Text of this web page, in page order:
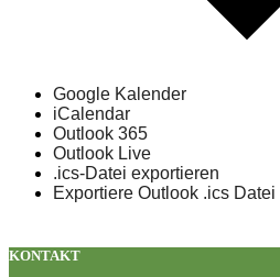
Google Kalender
iCalendar
Outlook 365
Outlook Live
.ics-Datei exportieren
Exportiere Outlook .ics Datei
KONTAKT